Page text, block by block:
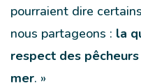
pourraient dire
nous partageons : la
respect des
mer. »